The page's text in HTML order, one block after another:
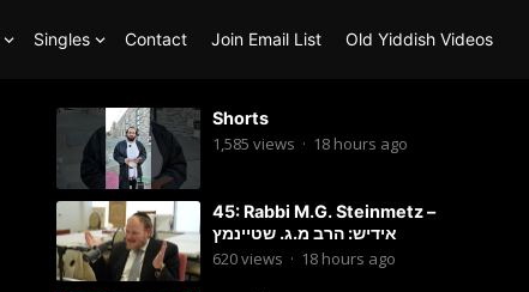
Singles Contact Join Email List Old Yiddish Videos
Shorts
1,585 views · 18 hours ago
45: Rabbi M.G. Steinmetz –
אידיש: הרב מ.ג. שטיינמץ
620views · 18 hours ago